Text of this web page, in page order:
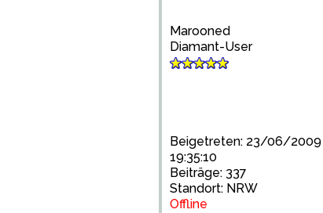
Marooned
Diamant-User
Beigetreten: 23/06/2009
19:35:10
Beiträge: 337
Standort: NRW
Offline